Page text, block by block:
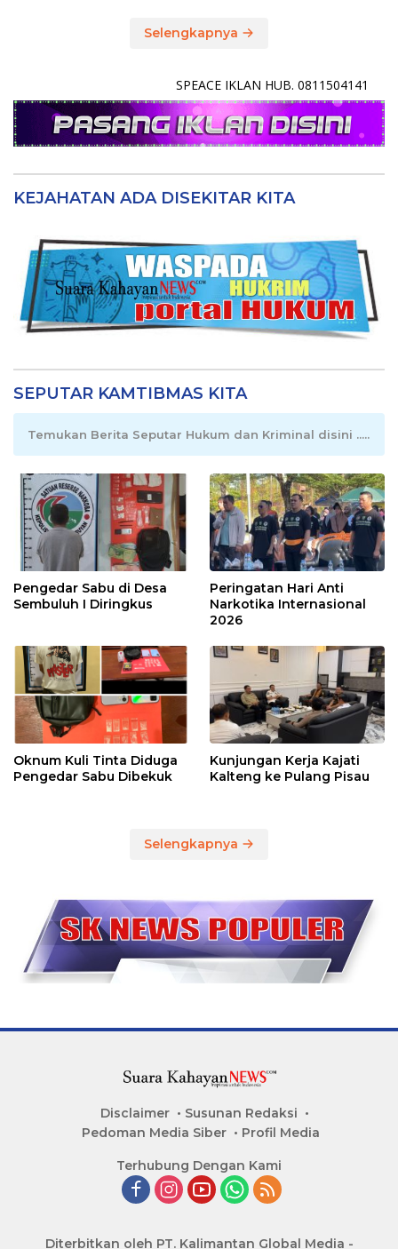
Selengkapnya
SPEACE IKLAN HUB. 0811504141
KEJAHATAN ADA DISEKITAR KITA
SEPUTAR KAMTIBMAS KITA
Temukan Berita Seputar Hukum dan Kriminal disini .....
Pengedar Sabu di Desa
Sembuluh I Diringkus
Peringatan Hari Anti
Narkotika Internasional
2026
Oknum Kuli Tinta Diduga
Pengedar Sabu Dibekuk
Kunjungan Kerja Kajati
Kalteng ke Pulang Pisau
Selengkapnya
Disclaimer
Susunan Redaksi
Pedoman Media Siber
Profil Media
Terhubung Dengan Kami
Diterbitkan oleh PT. Kalimantan Global Media -